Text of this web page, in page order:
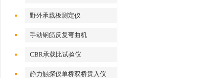
野外承载板测定仪
手动钢筋反复弯曲机
CBR承载比试验仪
静力触探仪单桥双桥贯入仪